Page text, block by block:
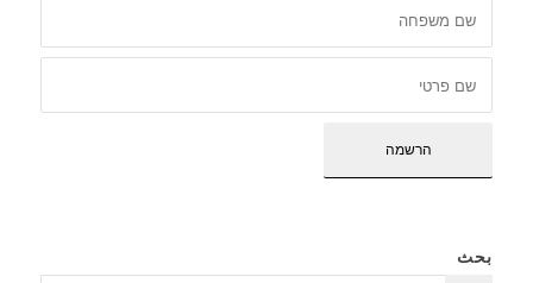
بحث